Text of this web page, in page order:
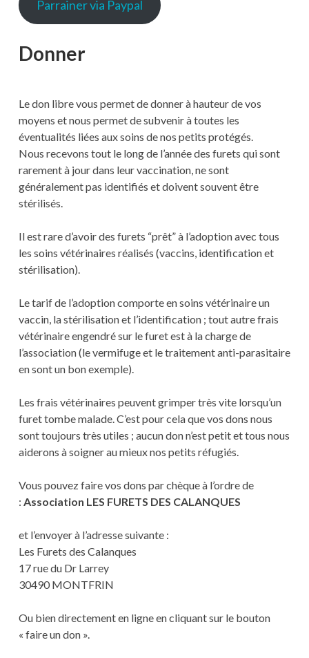
Parrainer via Paypal
Donner
Le don libre vous permet de donner à hauteur de vos
moyens et nous permet de subvenir à toutes les
éventualités liées aux soins de nos petits protégés.
Nous recevons tout le long de l’année des furets qui sont
rarement à jour dans leur vaccination, ne sont
généralement pas identifiés et doivent souvent être
stérilisés.
Il est rare d’avoir des furets “prêt” à l’adoption avec tous
les soins vétérinaires réalisés (vaccins, identification et
stérilisation).
Le tarif de l’adoption comporte en soins vétérinaire un
vaccin, la stérilisation et l’identification ; tout autre frais
vétérinaire engendré sur le furet est à la charge de
l’association (le vermifuge et le traitement anti-parasitaire
en sont un bon exemple).
Les frais vétérinaires peuvent grimper très vite lorsqu’un
furet tombe malade. C’est pour cela que vos dons nous
sont toujours très utiles ; aucun don n’est petit et tous nous
aiderons à soigner au mieux nos petits réfugiés.
Vous pouvez faire vos dons par chèque à l’ordre de
: Association LES FURETS DES CALANQUES
et l’envoyer à l’adresse suivante :
Les Furets des Calanques
17 rue du Dr Larrey
30490 MONTFRIN
Ou bien directement en ligne en cliquant sur le bouton
« faire un don ».